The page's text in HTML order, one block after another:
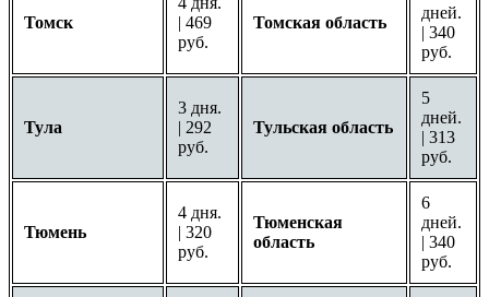
Томск
| 469
руб.
Томская область
дней.
| 340
руб.
Тула
3 дня.
| 292
руб.
Тульская область
5
дней.
| 313
руб.
Тюмень
4 дня.
| 320
руб.
Тюменская
область
6
дней.
| 340
руб.